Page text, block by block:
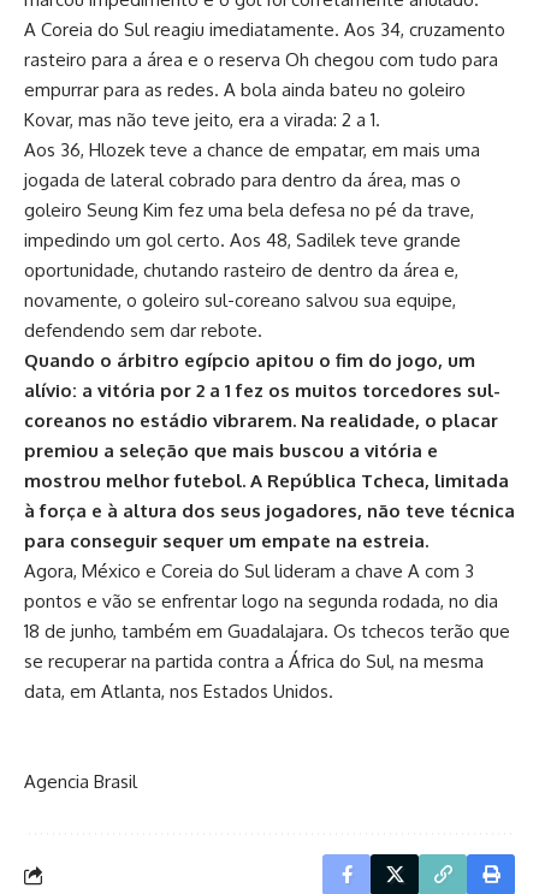
A Coreia do Sul reagiu imediatamente. Aos 34, cruzamento
rasteiro para a área e o reserva Oh chegou com tudo para
empurrar para as redes. A bola ainda bateu no goleiro
Kovar, mas não teve jeito, era a virada: 2 a 1.
Aos 36, Hlozek teve a chance de empatar, em mais uma
jogada de lateral cobrado para dentro da área, mas o
goleiro Seung Kim fez uma bela defesa no pé da trave,
impedindo um gol certo. Aos 48, Sadilek teve grande
oportunidade, chutando rasteiro de dentro da área e,
novamente, o goleiro sul-coreano salvou sua equipe,
defendendo sem dar rebote.
Quando o árbitro egípcio apitou o fim do jogo, um
alívio: a vitória por 2 a 1 fez os muitos torcedores sul-
coreanos no estádio vibrarem. Na realidade, o placar
premiou a seleção que mais buscou a vitória e
mostrou melhor futebol. A República Tcheca, limitada
à força e à altura dos seus jogadores, não teve técnica
para conseguir sequer um empate na estreia.
Agora, México e Coreia do Sul lideram a chave A com 3
pontos e vão se enfrentar logo na segunda rodada, no dia
18 de junho, também em Guadalajara. Os tchecos terão que
se recuperar na partida contra a África do Sul, na mesma
data, em Atlanta, nos Estados Unidos.
Agencia Brasil